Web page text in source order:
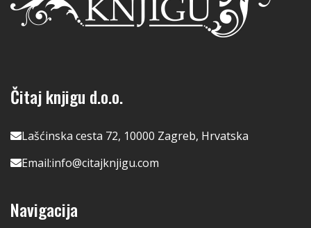
Čitaj knjigu d.o.o.
Lašćinska cesta 72, 10000 Zagreb, Hrvatska
Email:info@citajknjigu.com
Navigacija